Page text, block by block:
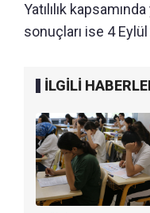
Yatılılık
sonuçları ise 4
İLGİLİ